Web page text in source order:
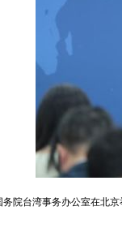
务院台湾事务办公室在北